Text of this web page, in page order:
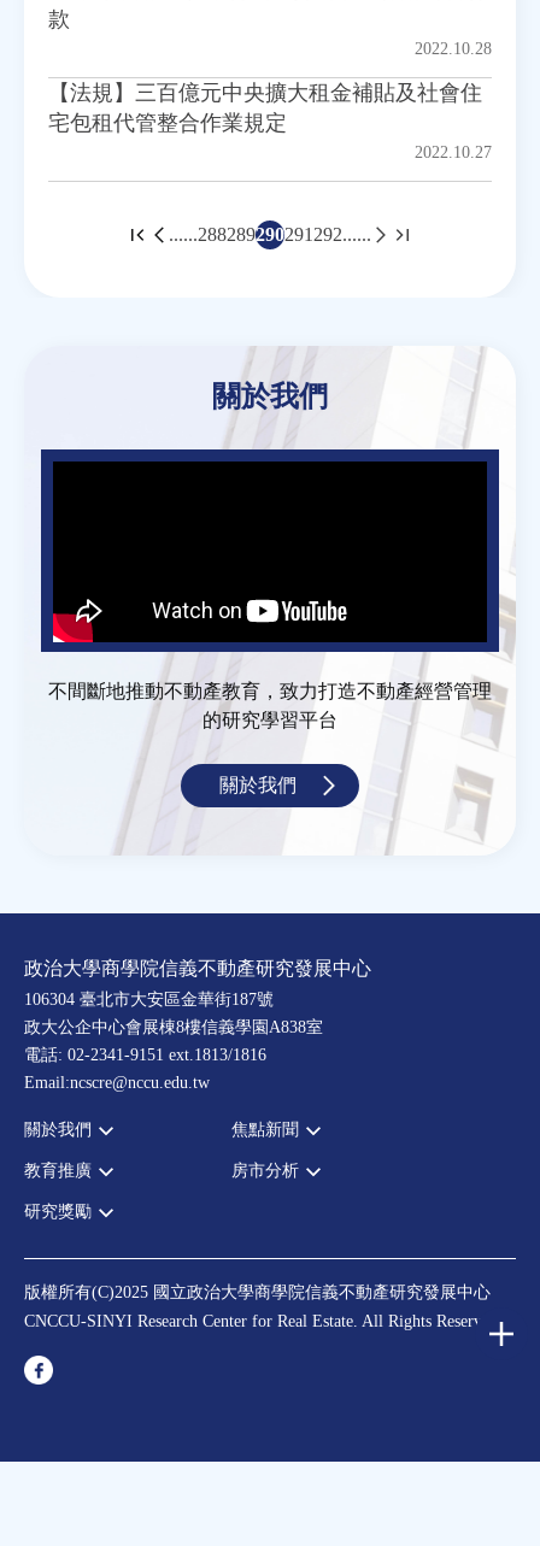
款
2022.10.28
【法規】三百億元中央擴大租金補貼及社會住
宅包租代管整合作業規定
2022.10.27
......288289290291 292......
關於我們
不間斷地推動不動產教育，致力打造不動產經營管理
的研究學習平台
關於我們
政治大學商學院信義不動產研究發展中心
106304 臺北市大安區金華街187號
政大公企中心會展棟8樓信義學園A838室
電話: 02-2341-9151 ext.1813/1816
Email:ncscre@nccu.edu.tw
關於我們
宗旨願景
設置辦法
指導委員
中心成員
聯絡我們
焦點新聞
全部新聞
法律新訊
教育推廣
全部活動
理財規劃講座
不動產學程支援
房市分析
研究獎勵
住宅學會論文獎支援
都市計劃學會論文獎支援
版權所有(C)2025 國立政治大學商學院信義不動產研究發展中心
CNCCU-SINYI Research Center for Real Estate. All Rights Reserved.